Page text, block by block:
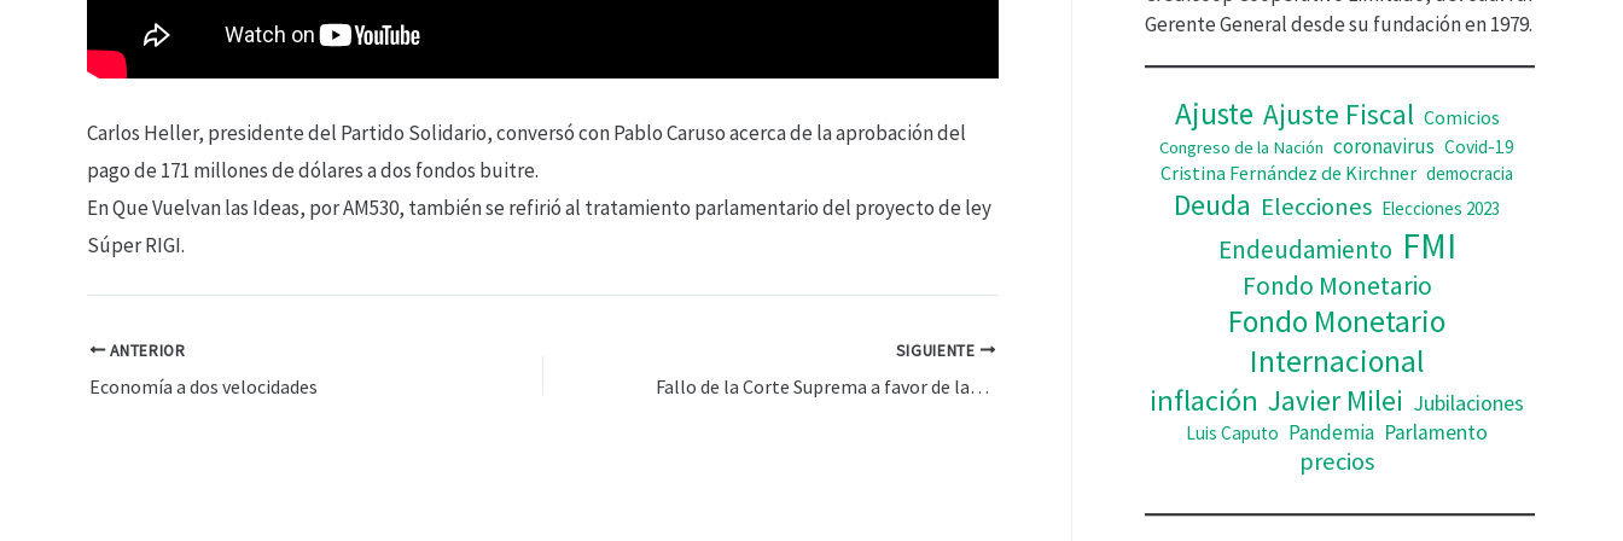
Carlos Heller, presidente del Partido Solidario, conversó con Pablo Caruso acerca de la aprobación del
pago de 171 millones dedólares a dos fondos buitre.
En Que Vuelvan las Ideas, por AM530, también se refirió al tratamiento parlamentario del proyecto de ley
Súper RIGI.
ANTERIOR
Economía a dos velocidades
SIGUIENTE
Fallo de la Corte Suprema a favor de las universidades – Heller en QR, con Pablo Caruso – 25-06-2026
d
Gerente General desde su fundación en 1979.
Ajuste Ajuste Fiscal Comicios
Congreso de la Nación coronavirus Covid-19
Cristina Fernández de Kirchner democracia
Deuda Elecciones Elecciones 2023
Endeudamiento FMI
Fondo Monetario
Fondo Monetario
Internacional
inflación Javier Milei Jubilaciones
Luis Caputo Pandemia Parlamento
precios